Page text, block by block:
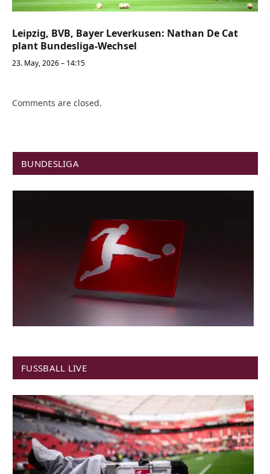
Leipzig, BVB, Bayer Leverkusen: Nathan De Cat
plant Bundesliga-Wechsel
23. May, 2026 – 14:15
Comments are closed.
BUNDESLIGA
FUSSBALL LIVE